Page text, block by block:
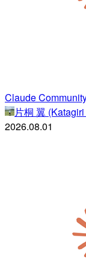
Claude
片桐 翼
2026.08.01